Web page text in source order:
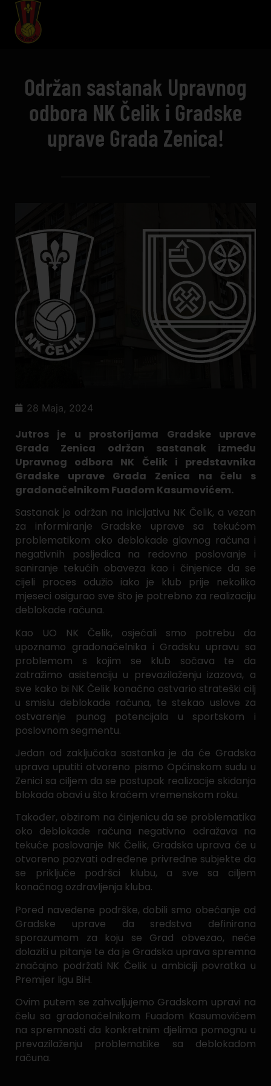
Održan sastanak Upravnog
odbora NK Čelik i Gradske
uprave Grada Zenica!
28 Maja, 2024
Jutros je u prostorijama Gradske uprave
Grada Zenica održan sastanak između
Upravnog odbora NK Čelik i predstavnika
Gradske uprave Grada Zenica na čelu s
gradonačelnikom Fuadom Kasumovićem.
Sastanak je održan na inicijativu NK Čelik, a vezan
za informiranje Gradske uprave sa tekućom
problematikom oko deblokade glavnog računa i
negativnih posljedica na redovno poslovanje i
saniranje tekućih obaveza kao i činjenice da se
cijeli proces odužio iako je klub prije nekoliko
mjeseci osigurao sve što je potrebno za realizaciju
deblokade računa.
Kao UO NK Čelik, osjećali smo potrebu da
upoznamo gradonačelnika i Gradsku upravu sa
problemom s kojim se klub sočava te da
zatražimo asistenciju u prevazilaženju izazova, a
sve kako bi NK Čelik konačno ostvario strateški cilj
u smislu deblokade računa, te stekao uslove za
ostvarenje punog potencijala u sportskom i
poslovnom segmentu.
Jedan od zaključaka sastanka je da će Gradska
uprava uputiti otvoreno pismo Općinskom sudu u
Zenici sa ciljem da se postupak realizacije skidanja
blokada obavi u što kraćem vremenskom roku.
Također, obzirom na činjenicu da se problematika
oko deblokade računa negativno odražava na
tekuće poslovanje NK Čelik, Gradska uprava će u
otvoreno pozvati određene privredne subjekte da
se priključe podršci klubu, a sve sa ciljem
konačnog ozdravljenja kluba.
Pored navedene podrške, dobili smo obećanje od
Gradske uprave da sredstva definirana
sporazumom za koju se Grad obvezao, neće
dolaziti u pitanje te da je Gradska uprava spremna
značajno podržati NK Čelik u ambiciji povratka u
Premijer ligu BiH.
Ovim putem se zahvaljujemo Gradskom upravi na
čelu sa gradonačelnikom Fuadom Kasumovićem
na spremnosti da konkretnim djelima pomognu u
prevazilaženju problematike sa deblokadom
računa.